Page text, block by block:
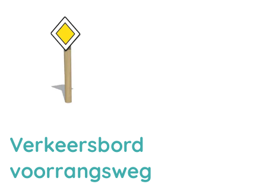
Verkeersbord
voorrangsweg